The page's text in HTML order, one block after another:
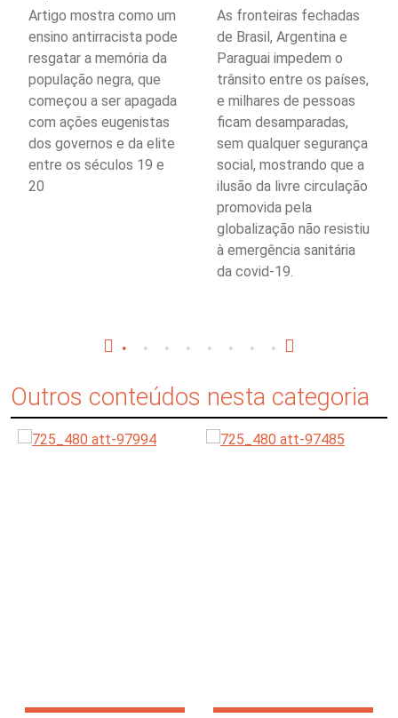
Artigo mostra como um
ensino antirracista pode
resgatar a memória da
população negra, que
começou a ser apagada
com ações eugenistas
dos governos e da elite
entre os séculos 19 e
20
As fronteiras fechadas
de Brasil, Argentina e
Paraguai impedem o
trânsito entre os países,
e milhares de pessoas
ficam desamparadas,
sem qualquer segurança
social, mostrando que a
ilusão da livre circulação
promovida pela
globalização não resistiu
à emergência sanitária
da covid-19.
Outros conteúdos nesta categoria